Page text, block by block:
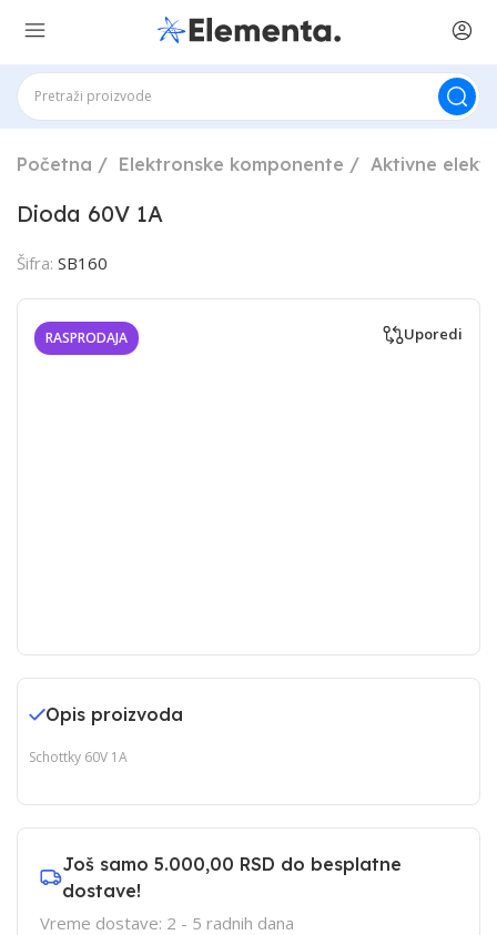
Početna Elektronske komponente Aktivne
Dioda 60V 1A
Šifra: SB160
RASPRODAJA Uporedi
Opis proizvoda
Schottky 60V 1A
Još samo 5.000,00 RSD do besplatne
dostave!
Vreme dostave: 2 - 5 radnih dana